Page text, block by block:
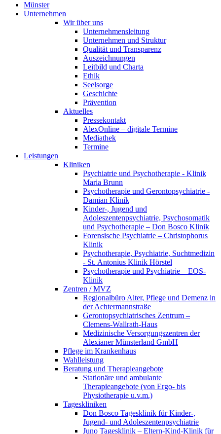
Münster
Unternehmen
Wir über uns
Unternehmensleitung
Unternehmen und Struktur
Qualität und Transparenz
Auszeichnungen
Leitbild und Charta
Ethik
Seelsorge
Geschichte
Prävention
Aktuelles
Pressekontakt
AlexOnline – digitale Termine
Mediathek
Termine
Leistungen
Kliniken
Psychiatrie und Psychotherapie - Klinik
Maria Brunn
Psychotherapie und Gerontopsychiatrie -
Damian Klinik
Kinder-, Jugend und
Adoleszentenpsychiatrie, Psychosomatik
und Psychotherapie – Don Bosco Klinik
Forensische Psychiatrie – Christophorus
Klinik
Psychotherapie, Psychiatrie, Suchtmedizin
- St. Antonius Klinik Hörstel
Psychotherapie und Psychiatrie – EOS-
Klinik
Zentren / MVZ
Regionalbüro Alter, Pflege und Demenz in
der Achtermannstraße
Gerontopsychiatrisches Zentrum –
Clemens-Wallrath-Haus
Medizinische Versorgungszentren der
Alexianer Münsterland GmbH
Pflege im Krankenhaus
Wahlleistung
Beratung und Therapieangebote
Stationäre und ambulante
Therapieangebote (von Ergo- bis
Physiotherapie u.v.m.)
Tageskliniken
Don Bosco Tagesklinik für Kinder-,
Jugend- und Adoleszentenpsychiatrie
Juno Tagesklinik – Eltern-Kind-Klinik für